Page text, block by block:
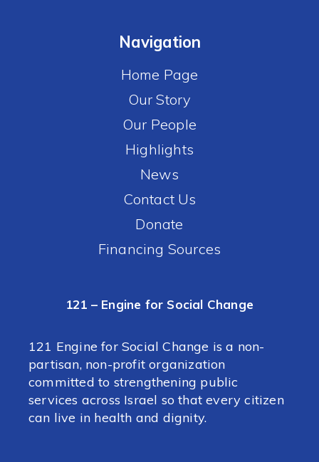
Navigation
Home Page
Our Story
Our People
Highlights
News
Contact Us
Donate
Financing Sources
121 – Engine for Social Change
121 Engine for Social Change is a non-
partisan, non-profit organization
committed to strengthening public
services across Israel so that every citizen
can live in health and dignity.